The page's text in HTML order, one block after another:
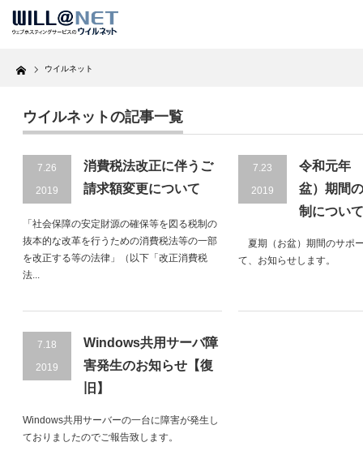
Home ウイルネット
ウイルネットの記事一覧
7.26
2019
消費税法改正に伴うご
請求額変更について
「社会保障の安定財源の確保等を図る税制の
抜本的な改革を行うための消費税法等の一部
を改正する等の法律」（以下「改正消費税
法...
7.23
2019
令和元年
盆）期間
制について
夏期（お盆）期間のサポ
て、お知らせします。
7.18
2019
Windows共用サーバ障
害発生のお知らせ【復
旧】
Windows共用サーバーの一台に障害が発生し
ておりましたのでご報告致します。